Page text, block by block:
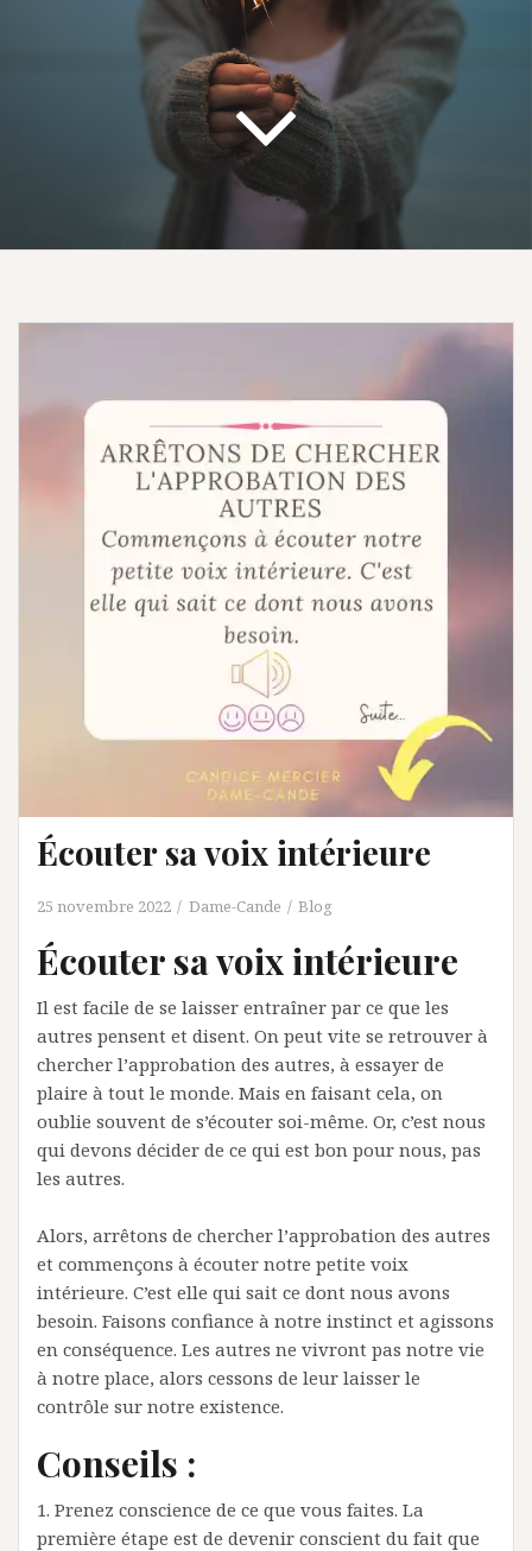
Écouter sa voix intérieure
25 novembre 2022 Dame-Cande Blog
Écouter sa voix intérieure
Il est facile de se laisser entraîner par ce que les
autres pensent et disent. On peut vite se retrouver à
chercher l’approbation des autres, à essayer de
plaire à tout le monde. Mais en faisant cela, on
oublie souvent de s’écouter soi-même. Or, c’est nous
qui devons décider de ce qui est bon pour nous, pas
les autres.
Alors, arrêtons de chercher l’approbation des autres
et commençons à écouter notre petite voix
intérieure. C’est elle qui sait ce dont nous avons
besoin. Faisons confiance à notre instinct et agissons
en conséquence. Les autres ne vivront pas notre vie
à notre place, alors cessons de leur laisser le
contrôle sur notre existence.
Conseils :
1. Prenez conscience de ce que vous faites. La
première étape est de devenir conscient du fait que
nettoyage énergétique! »
Oui je veux recevoir mon livret
gratuit au format PDF et la
Newsletter sur mon adresse
Je veux m'inscrire et recevoir mon livret
(*Une confirmation va vous être envoyée afin
d’éviter les emails frauduleux)